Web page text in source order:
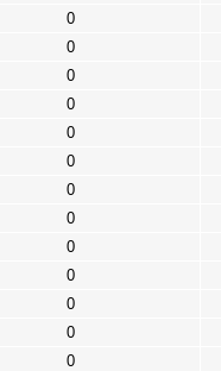
0
0
0
0
0
0
0
0
0
0
0
0
0